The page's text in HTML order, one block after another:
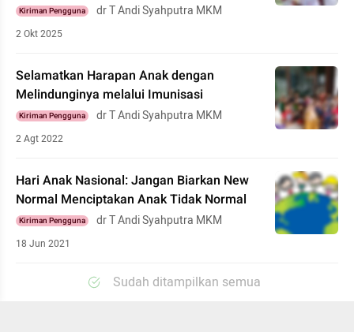
Kiriman Pengguna dr T Andi Syahputra MKM
2 Okt 2025
Selamatkan Harapan Anak dengan
Melindunginya melalui Imunisasi
Kiriman Pengguna dr T Andi Syahputra MKM
2 Agt 2022
Hari Anak Nasional: Jangan Biarkan New
Normal Menciptakan Anak Tidak Normal
Kiriman Pengguna dr T Andi Syahputra MKM
18 Jun 2021
Sudah ditampilkan semua